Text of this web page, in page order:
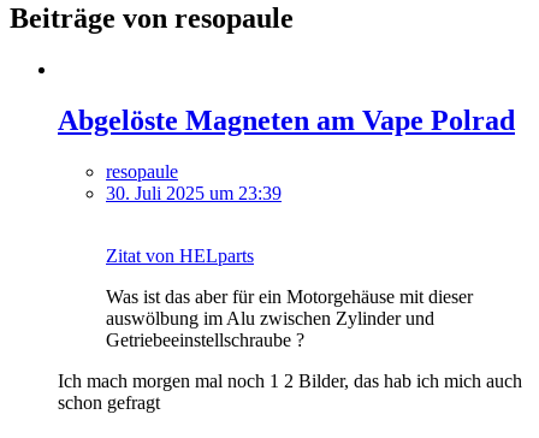
Beiträge von resopaule
Abgelöste Magneten am Vape Polrad
resopaule
30. Juli 2025 um 23:39
Zitat von HELparts
Was ist das aber für ein Motorgehäuse mit dieser
auswölbung im Alu zwischen Zylinder und
Getriebeeinstellschraube ?
Ich mach morgen mal noch 1 2 Bilder, das hab ich mich auch
schon gefragt